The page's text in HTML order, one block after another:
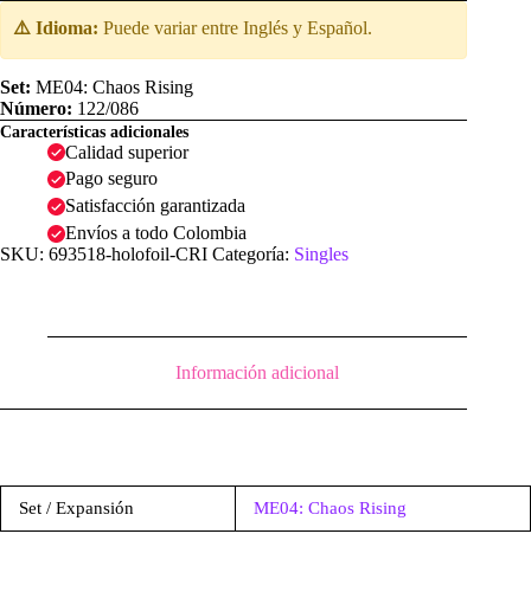
⚠️ Idioma: Puede variar entre Inglés y Español.
Set: ME04: Chaos Rising
Número: 122/086
Características adicionales
Calidad superior
Pago seguro
Satisfacción garantizada
Envíos a todo Colombia
SKU: 693518-holofoil-CRI Categoría: Singles
Información adicional
Set / Expansión ME04: Chaos Rising